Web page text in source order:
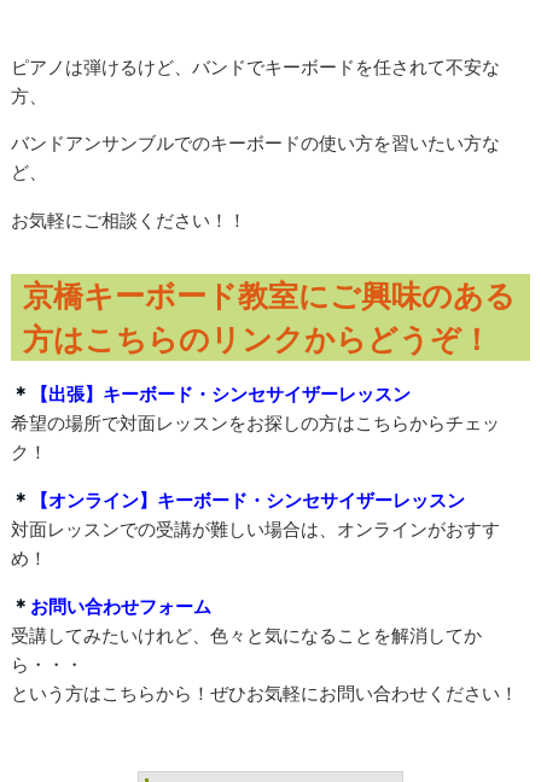
ピアノは弾けるけど、バンドでキーボードを任されて不安な
方、
バンドアンサンブルでのキーボードの使い方を習いたい方な
ど、
お気軽にご相談ください！！
京橋キーボード教室にご興味のある
方はこちらのリンクからどうぞ！
＊
【出張】キーボード・シンセサイザーレッスン
希望の場所で対面レッスンをお探しの方はこちらからチェッ
ク！
＊
【オンライン】キーボード・シンセサイザーレッスン
対面レッスンでの受講が難しい場合は、オンラインがおすす
め！
＊ お問い合わせフォーム
受講してみたいけれど、色々と気になることを解消してか
ら・・・
という方はこちらから！ぜひお気軽にお問い合わせください！